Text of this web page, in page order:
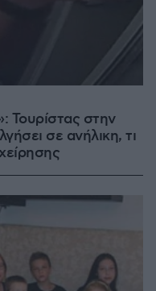
Τουρίστας στην
σε ανήλικη, τι